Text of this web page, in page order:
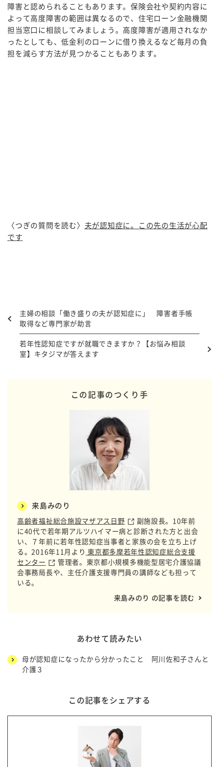
障害と認められることもあります。保険会社や契約内容に
よって高度障害の範囲は異なるので、住宅ローン金融機関
担当窓口に相談してみましょう。高度障害が適用されなか
ったとしても、低金利のローンに借り換えるなど毎月の負
担を減らす方法が見つかることもあります。
〈つぎの質問を読む〉 夫が認知症に。この先の生活が心配
です
主婦の相談「働き盛りの夫が認知症に」 障害者手帳
取得など専門家が助言
若年性認知症ですが就職できますか？【お悩み相談
室】キタジマが答えます
この記事のつくり手
来島みのり
高齢者福祉総合施設マザアス日野
副施設長。10年前
に40代で若年期アルツハイマー病と診断された方と出会
い、７年前に若年性認知症当事者と家族の会を立ち上げ
る。2016年11月より 東京都多摩若年性認知症総合支援
センター
管理者。東京都小規模多機能型居宅介護協議
会事務局長や、主任介護支援専門員の講師なども担って
いる。
来島みのり の記事を読む
あわせて読みたい
母が認知症になったから分かったこと 阿川佐和子さんと
介護３
この記事をシェアする